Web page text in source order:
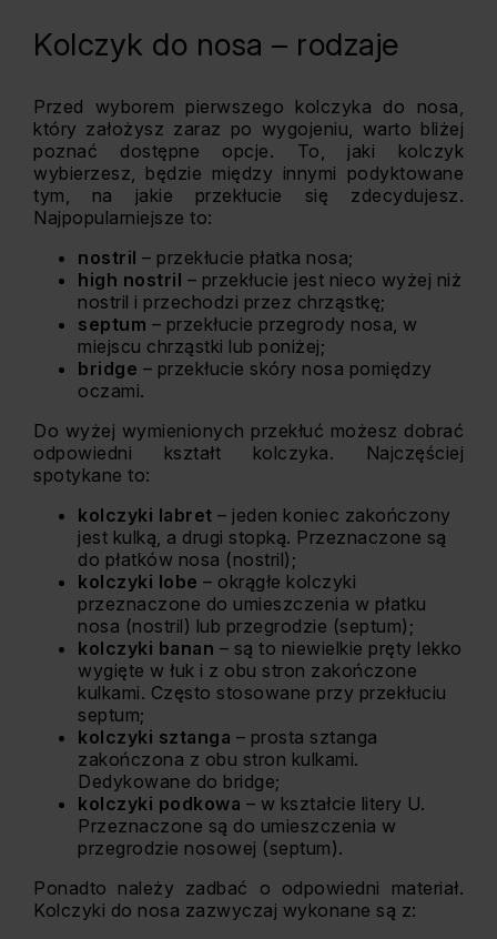
Kolczyk do nosa – rodzaje
Przed wyborem pierwszego kolczyka do nosa,
który założysz zaraz po wygojeniu, warto bliżej
poznać dostępne opcje. To, jaki kolczyk
wybierzesz, będzie między innymi podyktowane
tym, na jakie przekłucie się zdecydujesz.
Najpopularniejsze to:
nostril – przekłucie płatka nosa;
high nostril – przekłucie jest nieco wyżej niż
nostril i przechodzi przez chrząstkę;
septum – przekłucie przegrody nosa, w
miejscu chrząstki lub poniżej;
bridge – przekłucie skóry nosa pomiędzy
oczami.
Do wyżej wymienionych przekłuć możesz dobrać
odpowiedni kształt kolczyka. Najczęściej
spotykane to:
kolczyki labret – jeden koniec zakończony
jest kulką, a drugi stopką. Przeznaczone są
do płatków nosa (nostril);
kolczyki lobe – okrągłe kolczyki
przeznaczone do umieszczenia w płatku
nosa (nostril) lub przegrodzie (septum);
kolczyki banan – są to niewielkie pręty lekko
wygięte w łuk i z obu stron zakończone
kulkami. Często stosowane przy przekłuciu
septum;
kolczyki sztanga – prosta sztanga
zakończona z obu stron kulkami.
Dedykowane do bridge;
kolczyki podkowa – w kształcie litery U.
Przeznaczone są do umieszczenia w
przegrodzie nosowej (septum).
Ponadto należy zadbać o odpowiedni materiał.
Kolczyki do nosa zazwyczaj wykonane są z: